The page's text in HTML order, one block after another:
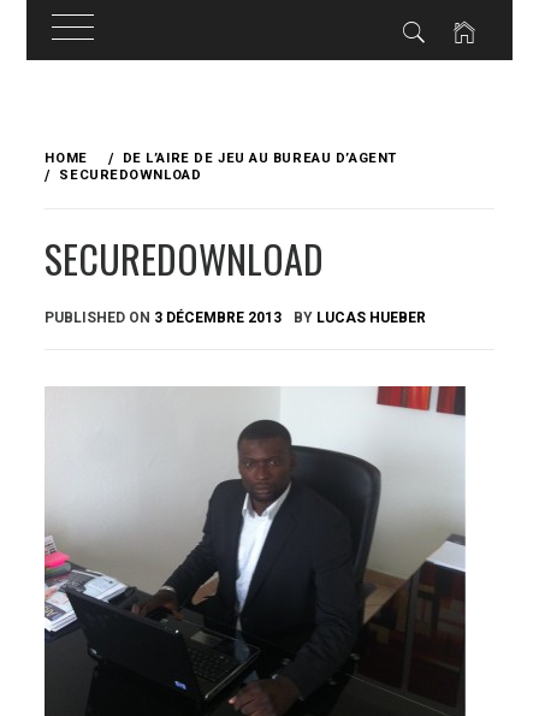
content
HOME
DE L’AIRE DE JEU AU BUREAU D’AGENT
SECUREDOWNLOAD
SECUREDOWNLOAD
PUBLISHED ON 3 DÉCEMBRE 2013 BY LUCAS HUEBER